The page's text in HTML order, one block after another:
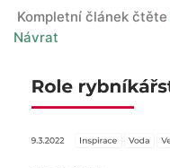
Kompletní článek čtěte
Návrat